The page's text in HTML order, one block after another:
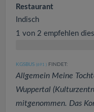
Restaurant
Indisch
1 von 2 empfehlen
KGSBUS (691 ) FINDET:
Allgemein Meine
Wuppertal
mitgenommen. Das